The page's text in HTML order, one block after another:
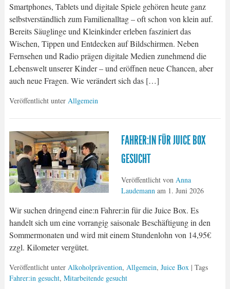
Smartphones, Tablets und digitale Spiele gehören heute ganz
selbstverständlich zum Familienalltag – oft schon von klein auf.
Bereits Säuglinge und Kleinkinder erleben fasziniert das
Wischen, Tippen und Entdecken auf Bildschirmen. Neben
Fernsehen und Radio prägen digitale Medien zunehmend die
Lebenswelt unserer Kinder – und eröffnen neue Chancen, aber
auch neue Fragen. Wie verändert sich das […]
Veröffentlicht unter Allgemein
FAHRER:IN FÜR JUICE BOX
GESUCHT
Veröffentlicht von Anna
Laudemann am 1. Juni 2026
Wir suchen dringend eine:n Fahrer:in für die Juice Box. Es
handelt sich um eine vorrangig saisonale Beschäftigung in den
Sommermonaten und wird mit einem Stundenlohn von 14,95€
zzgl. Kilometer vergütet.
Veröffentlicht unter Alkoholprävention, Allgemein, Juice Box | Tags
Fahrer:in gesucht, Mitarbeitende gesucht